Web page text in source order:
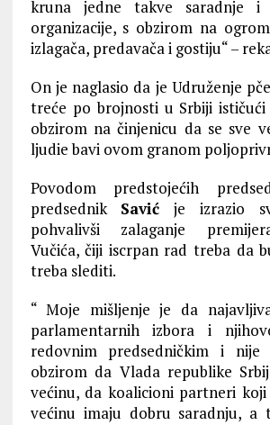
kruna jedne takve saradnje i
organizacije, s obzirom na
izlagača, predavača i gostiju“ –
On je naglasio da je Udruženje
treće po brojnosti u Srbiji
obzirom na činjenicu da se sve
ljudie bavi ovom granom
Povodom predstojećih
predsednik Savić je izrazio
pohvalivši zalaganje
Vučića, čiji iscrpan rad treba da
treba slediti.
“ Moje mišljenje je da
parlamentarnih izbora i
redovnim predsedničkim i nije
obzirom da Vlada republike
većinu, da koalicioni partneri
većinu imaju dobru saradnju, a